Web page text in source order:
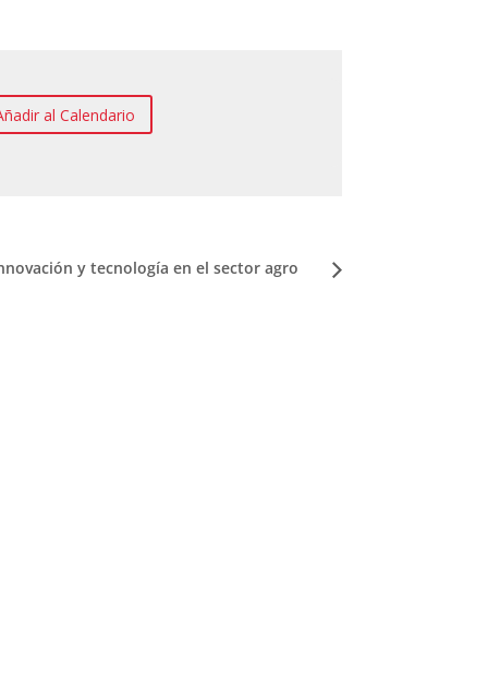
al Calendario
y tecnología en el sector agro